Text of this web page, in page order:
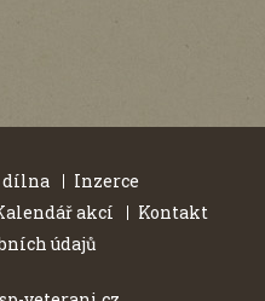
dílna
Inzerce
akcí
Kontakt
údajů